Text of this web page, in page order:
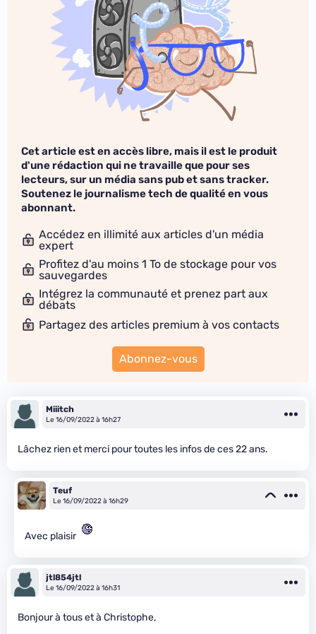
Cet article est en accès libre, mais il est le produit
d'une rédaction qui ne travaille que pour ses
lecteurs, sur un média sans pub et sans tracker.
Soutenez le journalisme tech de qualité en vous
abonnant.
Accédez en illimité aux articles d'un média
expert
Profitez d'au moins 1 To de stockage pour vos
sauvegardes
Intégrez la communauté et prenez part aux
débats
Partagez des articles premium à vos contacts
Abonnez-vous
Miiitch
Le 16/09/2022 à 16h27
Lâchez rien et merci pour toutes les infos de ces 22 ans.
Teuf
Le 16/09/2022 à 16h29
Avec plaisir
jtl854jtl
Le 16/09/2022 à 16h31
Bonjour à tous et à Christophe,